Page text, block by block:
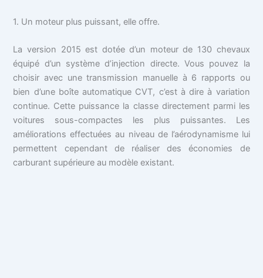
1. Un moteur plus puissant, elle offre.
La version 2015 est dotée d’un moteur de 130 chevaux
équipé d’un système d’injection directe. Vous pouvez la
choisir avec une transmission manuelle à 6 rapports ou
bien d’une boîte automatique CVT, c’est à dire à variation
continue. Cette puissance la classe directement parmi les
voitures sous-compactes les plus puissantes. Les
améliorations effectuées au niveau de l’aérodynamisme lui
permettent cependant de réaliser des économies de
carburant supérieure au modèle existant.